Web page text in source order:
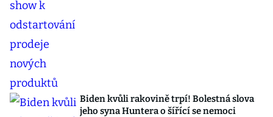
Biden kvůli rakovině trpí! Bolestná slova
jeho syna Huntera o šířící se nemoci